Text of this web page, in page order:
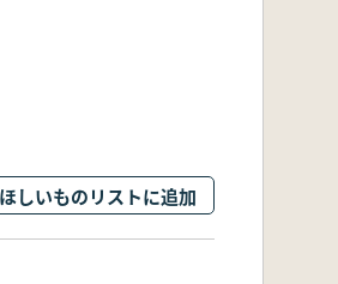
ほしいものリストに追加